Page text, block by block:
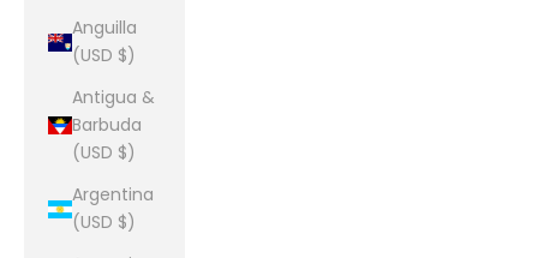
Anguilla
(USD $)
Antigua &
Barbuda
(USD $)
Argentina
(USD $)